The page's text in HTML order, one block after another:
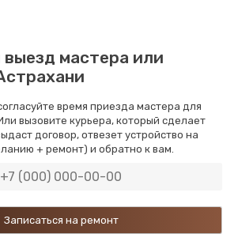
кнопки питания
550 руб.
Заказать
Замена NFC модуля
Заказать
мастера или
время приезда мастера для
вызовите курьера, который сделает
договор, отвезет устройство на
+ ремонт) и обратно к вам.